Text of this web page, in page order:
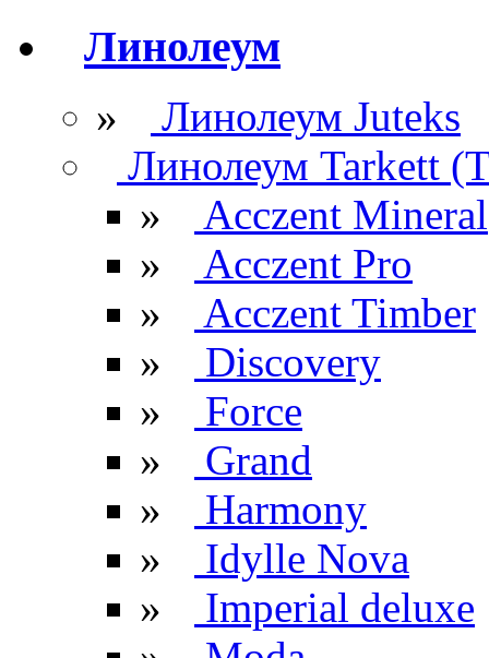
Линолеум
»
Линолеум Juteks
Линолеум Tarkett
»
Acczent Mineral
»
Acczent Pro
»
Acczent Timber
»
Discovery
»
Force
»
Grand
»
Harmony
»
Idylle Nova
»
Imperial deluxe